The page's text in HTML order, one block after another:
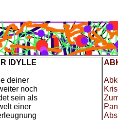
IDYLLE
deiner
noch
sein als
einer